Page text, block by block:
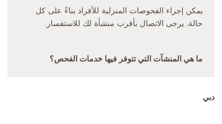
يمكن إجراء الفحوصات المنزلية للأفراد بناءً على كل
حالة. يرجى الاتصال بأقرب منشأة لك للاستفسار.
ما هي المنشآت التي تتوفر فيها خدمات الفحص؟
دبي